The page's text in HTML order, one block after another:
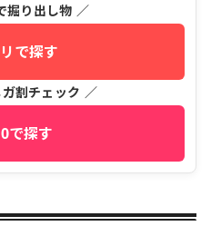
掘り出し物 ／
で探す
割チェック ／
で探す